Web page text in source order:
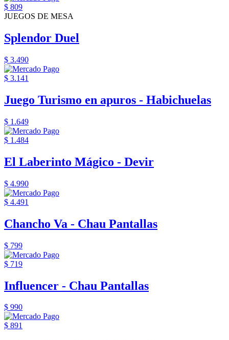
$ 809
JUEGOS DE MESA
Splendor Duel
$ 3.490
$ 3.141
Juego Turismo en apuros - Habichuelas
$ 1.649
$ 1.484
El Laberinto Mágico - Devir
$ 4.990
$ 4.491
Chancho Va - Chau Pantallas
$ 799
$ 719
Influencer - Chau Pantallas
$ 990
$ 891